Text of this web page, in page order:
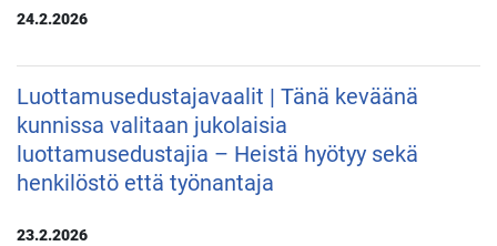
24.2.2026
Luottamusedustajavaalit | Tänä keväänä
kunnissa valitaan jukolaisia
luottamusedustajia – Heistä hyötyy sekä
henkilöstö että työnantaja
23.2.2026